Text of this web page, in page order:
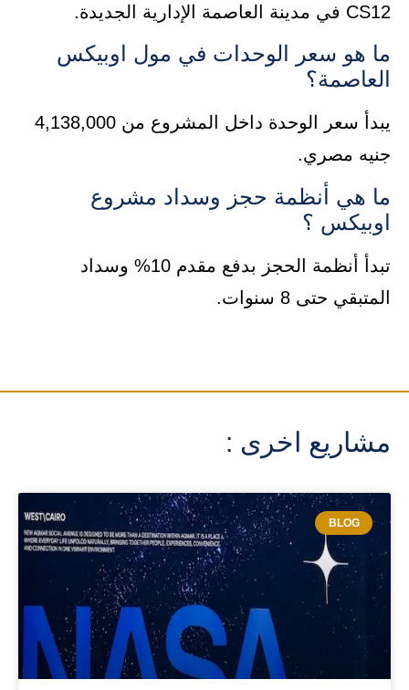
CS12 في مدينة العاصمة الإدارية الجديدة.
ما هو سعر الوحدات في مول اوبيكس
العاصمة؟
يبدأ سعر الوحدة داخل المشروع من 4,138,000
جنيه مصري.
ما هي أنظمة حجز وسداد مشروع
اوبيكس ؟
تبدأ أنظمة الحجز بدفع مقدم 10% وسداد
المتبقي حتى 8 سنوات.
مشاريع اخرى :
BLOG